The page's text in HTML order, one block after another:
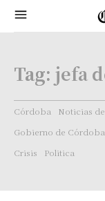
Tag: jefa
Córdoba Noticias
Gobierno de Córdoba
Crisis
Politica